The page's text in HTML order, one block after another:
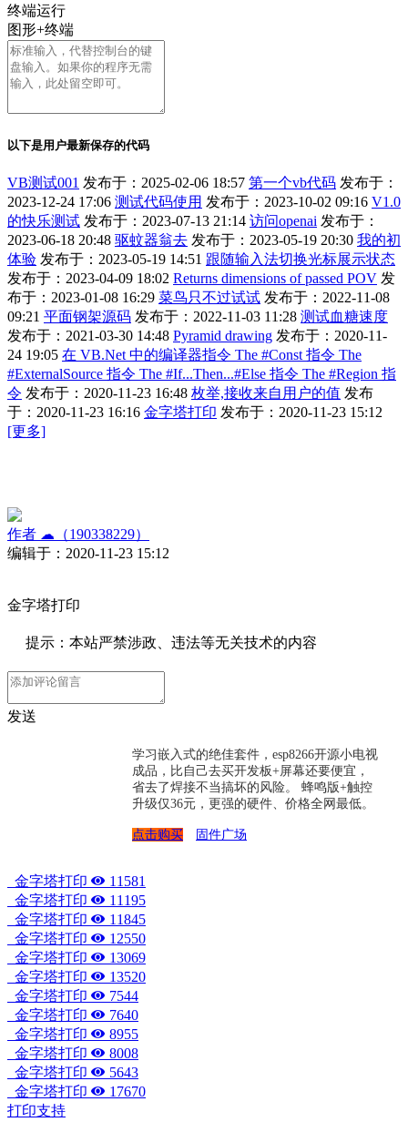
终端运行
图形+终端
以下是用户最新保存的代码
VB测试001 发布于：2025-02-06 18:57 第一个vb代码 发布于：
2023-12-24 17:06 测试代码使用 发布于：2023-10-02 09:16 V1.0
的快乐测试 发布于：2023-07-13 21:14 访问openai 发布于：
2023-06-18 20:48 驱蚊器翁去 发布于：2023-05-19 20:30 我的初
体验 发布于：2023-05-19 14:51 跟随输入法切换光标展示状态
发布于：2023-04-09 18:02 Returns dimensions of passed POV 发
布于：2023-01-08 16:29 菜鸟只不过试试 发布于：2022-11-08
09:21 平面钢架源码 发布于：2022-11-03 11:28 测试血糖速度
发布于：2021-03-30 14:48 Pyramid drawing 发布于：2020-11-
24 19:05 在 VB.Net 中的编译器指令 The #Const 指令 The
#ExternalSource 指令 The #If...Then...#Else 指令 The #Region 指
令 发布于：2020-11-23 16:48 枚举,接收来自用户的值 发布
于：2020-11-23 16:16 金字塔打印 发布于：2020-11-23 15:12
[更多]
作者 ☁（190338229）
编辑于：2020-11-23 15:12
金字塔打印
提示：本站严禁涉政、违法等无关技术的内容
发送
学习嵌入式的绝佳套件，esp8266开源小电视
成品，比自己去买开发板+屏幕还要便宜，
省去了焊接不当搞坏的风险。 蜂鸣版+触控
升级仅36元，更强的硬件、价格全网最低。
点击购买 固件广场
金字塔打印
11581
金字塔打印
11195
金字塔打印
11845
金字塔打印
12550
金字塔打印
13069
金字塔打印
13520
金字塔打印
7544
金字塔打印
7640
金字塔打印
8955
金字塔打印
8008
金字塔打印
5643
金字塔打印
17670
打印支持